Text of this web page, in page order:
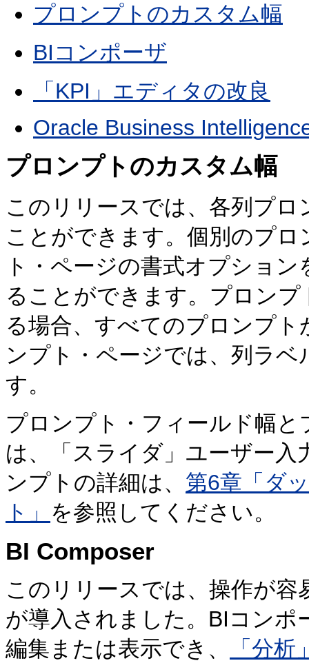
プロンプトのカスタム幅
BIコンポーザ
「KPI」エディタの改良
Oracle Business
プロンプトのカスタム幅
このリリースでは、各列プ
ことができます。個別のプ
ト・ページの書式オプショ
ることができます。プロン
る場合、すべてのプロンプ
ンプト・ページでは、列ラ
す。
プロンプト・フィールド幅
は、「スライダ」ユーザー
ンプトの詳細は、 第6章「ダ
ト」 を参照してください。
BI Composer
このリリースでは、操作が
が導入されました。BIコンポ
編集または表示でき、
「分